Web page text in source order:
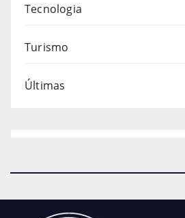
Tecnologia
Turismo
Últimas